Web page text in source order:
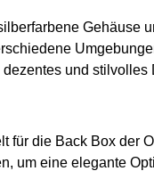
Gehäuse
und stilvolles
für die Back Box der
um eine elegante